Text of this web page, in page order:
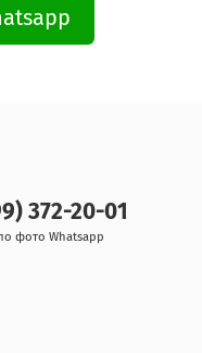
372-20-01
фото Whatsapp